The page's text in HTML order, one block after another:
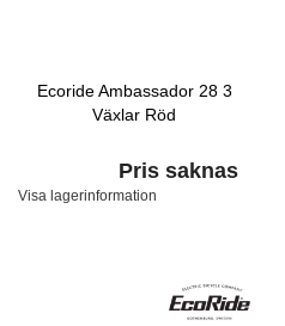
Ecoride Ambassador 28 3
Växlar Röd
Pris saknas
Visa lagerinformation